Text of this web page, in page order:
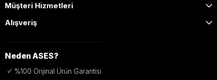
Müşteri Hizmetleri
Alışveriş
Neden ASES?
✔ %100 Orijinal Ürün Garantisi